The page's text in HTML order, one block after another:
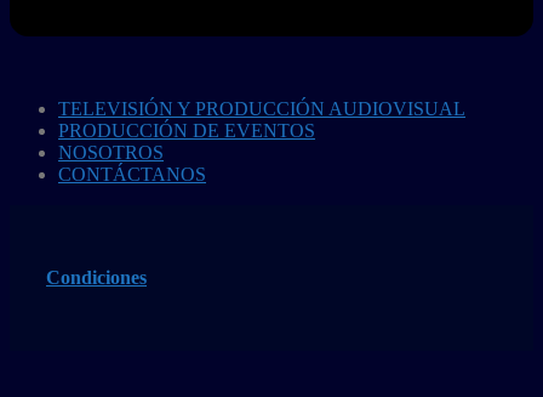
TELEVISIÓN Y PRODUCCIÓN AUDIOVISUAL
PRODUCCIÓN DE EVENTOS
NOSOTROS
CONTÁCTANOS
Condiciones